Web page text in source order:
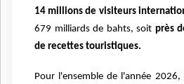
14 millions de visiteurs
679 milliards de bahts, soit près
de recettes touristiques.
Pour l'ensemble de l'année